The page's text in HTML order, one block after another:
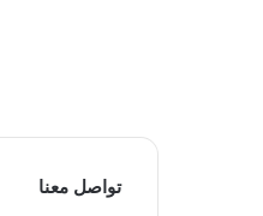
تواصل معنا